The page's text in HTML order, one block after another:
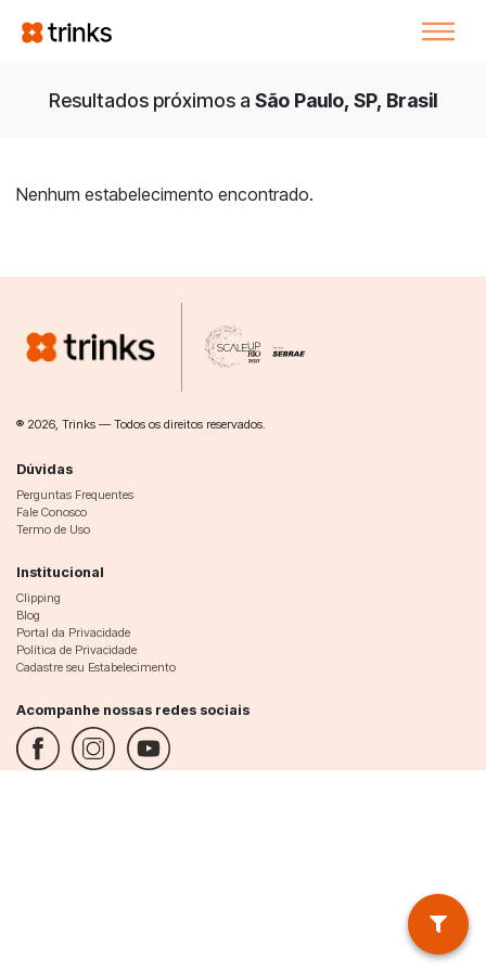
Resultados próximos a São Paulo, SP, Brasil
Nenhum estabelecimento encontrado.
® 2026, Trinks — Todos os direitos reservados.
Dúvidas
Perguntas Frequentes
Fale Conosco
Termo de Uso
Institucional
Clipping
Blog
Portal da Privacidade
Política de Privacidade
Cadastre seu Estabelecimento
Acompanhe nossas redes sociais